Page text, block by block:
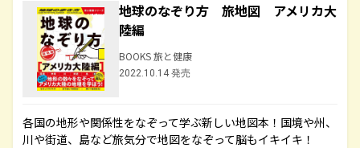
地球のなぞり方 旅地図 アメリカ大
陸編
BOOKS 旅と健康
2022.10.14 発売
各国の地形や関係性をなぞって学ぶ新しい地図本！国境や州、
川や街道、島など旅気分で地図をなぞって脳もイキイキ！